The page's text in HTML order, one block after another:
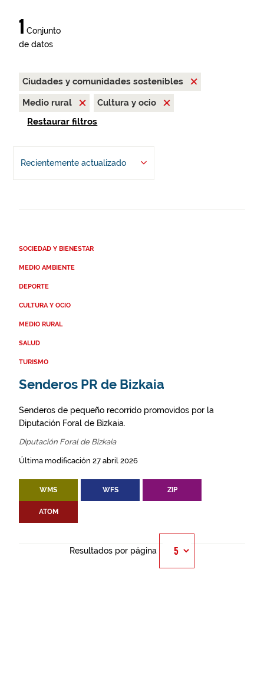
1 Conjunto
de datos
Ciudades y comunidades sostenibles
Medio rural
Cultura y ocio
Restaurar filtros
Recientemente actualizado
SOCIEDAD Y BIENESTAR
MEDIO AMBIENTE
DEPORTE
CULTURA Y OCIO
MEDIO RURAL
SALUD
TURISMO
Senderos PR de Bizkaia
Senderos de pequeño recorrido promovidos por la
Diputación Foral de Bizkaia.
Diputación Foral de Bizkaia
Última modificación 27 abril 2026
WMS WFS ZIP
ATOM
Resultados por página